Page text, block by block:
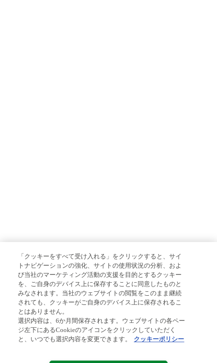
「クッキーをすべて受け入れる」をクリックすると、サイ
トナビゲーションの強化、サイトの使用状況の分析、およ
び当社のマーケティング活動の支援を目的とするクッキー
を、ご自身のデバイス上に保存することに同意したものと
みなされます。当社のウェブサイトの閲覧をこのまま継続
されても、クッキーがご自身のデバイス上に保存されるこ
とはありません。
選択内容は、6か月間保存されます。ウェブサイトの各ペー
ジ左下にあるCookieのアイコンをクリックしていただく
と、いつでも選択内容を変更できます。
クッキーポリシー